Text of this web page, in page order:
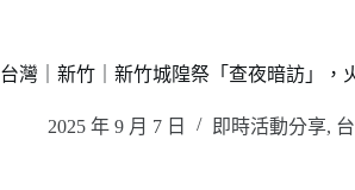
台灣｜新竹｜新竹城隍祭「查夜暗訪」，
2025 年 9 月 7 日 即時活動分享,